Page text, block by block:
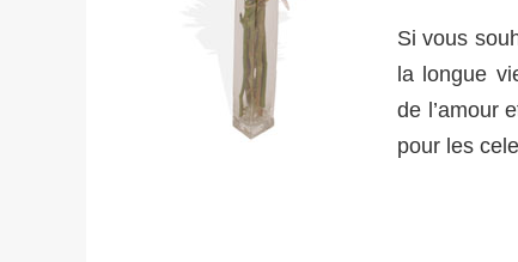
Si vous
la longue
de l’amour
pour les